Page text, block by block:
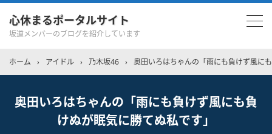
心休まるポータルサイト
坂道メンバーのブログを紹介しています
ホーム › アイドル › 乃木坂46 › 奥田いろはちゃんの「雨にも負けず風に
奥田いろはちゃんの「雨にも負けず風にも負
けぬが眠気に勝てぬ私です」